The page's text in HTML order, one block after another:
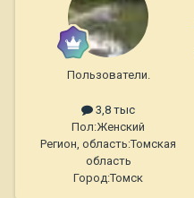
Пользователи.
3,8 тыс
Пол:Женский
Регион, область:Томская
область
Город:Томск